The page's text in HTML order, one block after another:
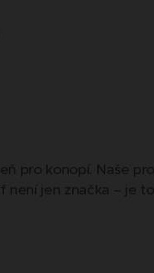
pro konopí. Naše
není jen značka – je